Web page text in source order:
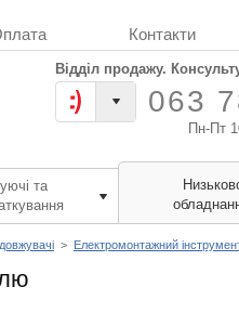
Контакти
Відділ продажу.
063
Пн-Пт
та
> Електромонтажний